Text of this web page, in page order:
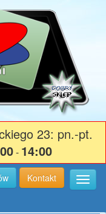
23: pn.-pt.
- 14:00
Kontakt